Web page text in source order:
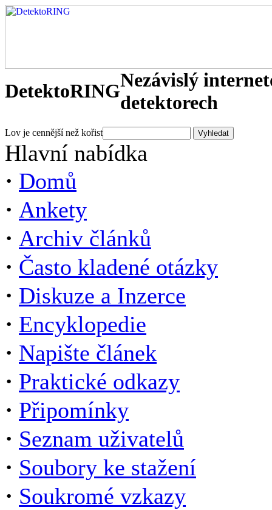
DetektoRINGNezávislý
detektorech
Lov je cennější než kořist
Hlavní nabídka
· Domů
· Ankety
· Archiv článků
· Často kladené otázky
· Diskuze a Inzerce
· Encyklopedie
· Napište článek
· Praktické odkazy
· Připomínky
· Seznam uživatelů
· Soubory ke stažení
· Soukromé vzkazy